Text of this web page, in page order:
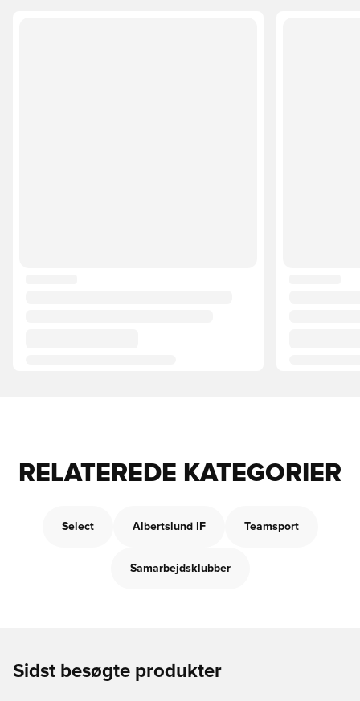
RELATEREDE KATEGORIER
Select Albertslund IF Teamsport
Samarbejdsklubber
Sidst besøgte produkter